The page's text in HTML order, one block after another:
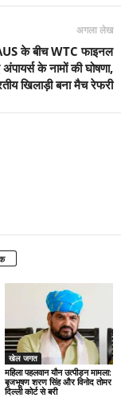
अगला लेख
के बीच WTC फाइनल
के नामों की घोषणा,
खिलाड़ी बना मैच रेफरी
खेल जगत
महिला पहलवान यौन उत्पीड़न मामला:
बृजभूषण शरण सिंह और विनोद तोमर
दिल्ली कोर्ट से बरी